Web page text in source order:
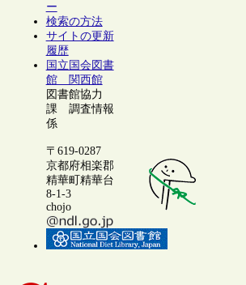
ー
検索の方法
サイトの更新
履歴
国立国会図書
館 関西館
図書館協力
課 調査情報
係
〒619-0287
京都府相楽郡
精華町精華台
8-1-3
chojo